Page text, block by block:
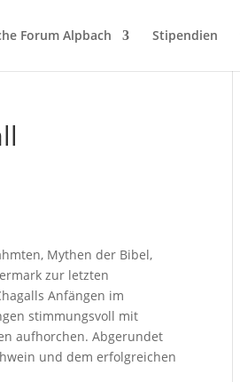
Forum Alpbach Stipendien
Mythen der Bibel,
zur letzten
Anfängen im
stimmungsvoll mit
aufhorchen. Abgerundet
und dem erfolgreichen